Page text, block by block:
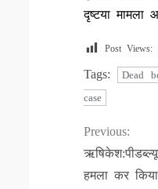
दृष्टया मामला
Post Views:
Tags: Dead
case
Previous:
हमला कर